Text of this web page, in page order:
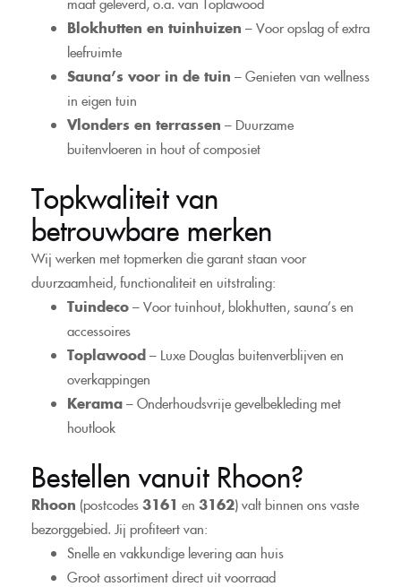
Blokhutten en tuinhuizen – Voor opslag of extra
leefruimte
Sauna’s voor in de tuin – Genieten van wellness
in eigen tuin
Vlonders en terrassen – Duurzame
buitenvloeren in hout of composiet
Topkwaliteit van
betrouwbare merken
Wij werken met topmerken die garant staan voor
duurzaamheid, functionaliteit en uitstraling:
Tuindeco– Voor tuinhout, blokhutten, sauna’s en
accessoires
Toplawood– Luxe Douglas buitenverblijven en
overkappingen
Kerama– Onderhoudsvrije gevelbekleding met
houtlook
Bestellen vanuit Rhoon?
Rhoon (postcodes3161 en 3162) valt binnen ons vaste
bezorggebied. Jij profiteert van:
Snelle en vakkundige levering aan huis
Groot assortiment direct uit voorraad